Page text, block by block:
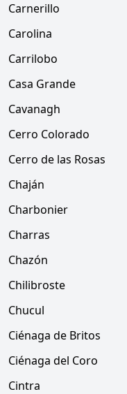
Carnerillo
Carolina
Carrilobo
Casa Grande
Cavanagh
Cerro Colorado
Cerro de las Rosas
Chaján
Charbonier
Charras
Chazón
Chilibroste
Chucul
Ciénaga de Britos
Ciénaga del Coro
Cintra